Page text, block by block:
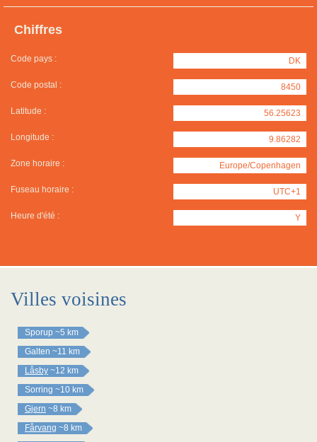
Chiffres
Code pays : DK
Code postal : 8450
Latitude : 56.25623
Longitude : 9.86282
Zone horaire : Europe/Copenhagen
Fuseau horaire : UTC+1
Heure d'été : Y
Villes voisines
Sporup ~5 km
Galten ~11 km
Låsby ~12 km
Sorring ~10 km
Gjern ~8 km
Fårvang ~8 km